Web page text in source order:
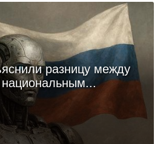
разницу между